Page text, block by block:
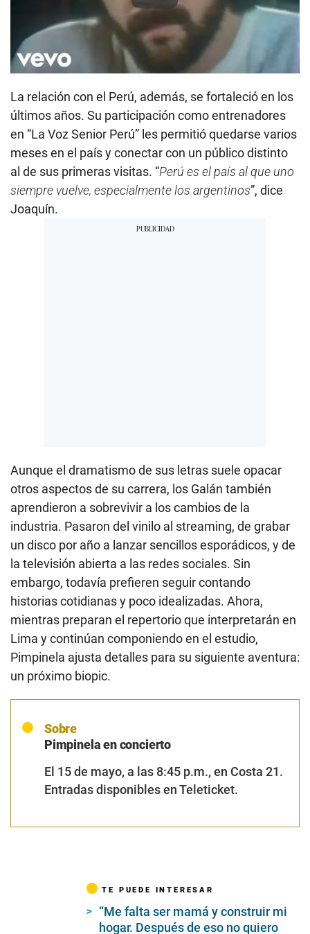
La relación con el Perú, además, se fortaleció en los
últimos años. Su participación como entrenadores
en “La Voz Senior Perú” les permitió quedarse varios
meses en el país y conectar con un público distinto
al de sus primeras visitas. “Perú es el país al que uno
siempre vuelve, especialmente los argentinos”, dice
Joaquín.
Aunque el dramatismo de sus letras suele opacar
otros aspectos de su carrera, los Galán también
aprendieron a sobrevivir a los cambios de la
industria. Pasaron del vinilo al streaming, de grabar
un disco por año a lanzar sencillos esporádicos, y de
la televisión abierta a las redes sociales. Sin
embargo, todavía prefieren seguir contando
historias cotidianas y poco idealizadas. Ahora,
mientras preparan el repertorio que interpretarán en
Lima y continúan componiendo en el estudio,
Pimpinela ajusta detalles para su siguiente aventura:
un próximo biopic.
Sobre
Pimpinela en concierto
El 15 de mayo, a las 8:45 p.m., en Costa 21.
Entradas disponibles en Teleticket.
TE PUEDE INTERESAR
“Me falta ser mamá y construir mi
hogar. Después de eso no quiero